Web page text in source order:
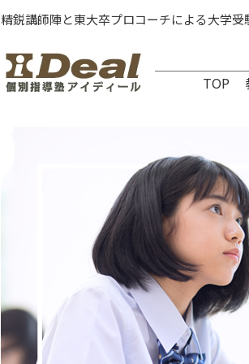
精鋭講師陣と東大卒プロコーチによる大学
TOP